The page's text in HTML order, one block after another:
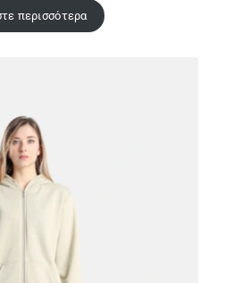
περισσότερα